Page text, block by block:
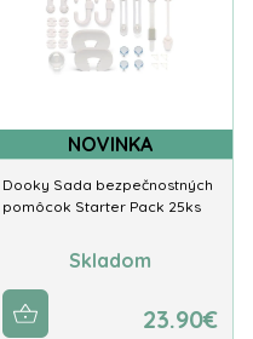
NOVINKA
Dooky Sada bezpečnostných
pomôcok Starter Pack 25ks
Skladom
23.90€